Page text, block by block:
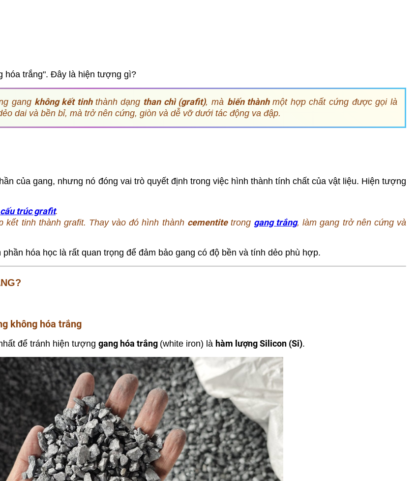
hóa trắng". Đây là hiện tượng gì?
gang không kết tinh thành dạng than chì (grafit), mà biến thànhmột hợp chất cứng được gọi là
dai và bền bỉ, mà trở nên cứng, giòn và dễ vỡ dưới tác động va đập.
của gang, nhưng nó đóng vai trò quyết định trong việc hình thành tính chất của vật liệu. Hiện tượng
cấu trúc grafit.
kết tinh thành grafit. Thay vào đó hình thành cementitetrong gang trắng, làm gang trở nên cứng và
hóa học là rất quan trọng để đảm bảo gang có độ bền và tính dẻo phù hợp.
không hóa trắng
để tránh hiện tượng gang hóa trắng (white iron) là hàm lượng Silicon (Si).